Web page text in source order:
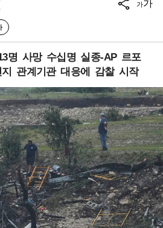
가가
명 사망 수십명 실종-AP 르포
관계기관 대응에 감찰 시작